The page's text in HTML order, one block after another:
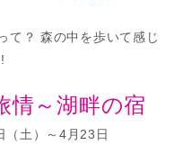
て？ 森の中を歩いて感じ
情～湖畔の宿
土）～4月23日